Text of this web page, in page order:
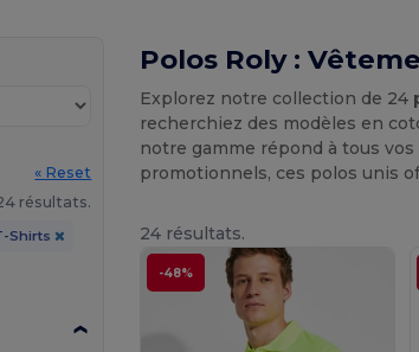
« Reset
résultats.
Shirts
Polos Roly :
Explorez notre collection de 24
recherchiez des modèles en
notre gamme répond à tous
promotionnels, ces polos unis
24 résultats.
-48%